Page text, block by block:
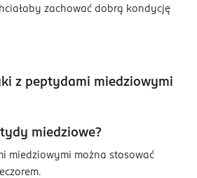
zachować dobrą kondycję
z peptydami miedziowymi
miedziowe?
miedziowymi można stosować